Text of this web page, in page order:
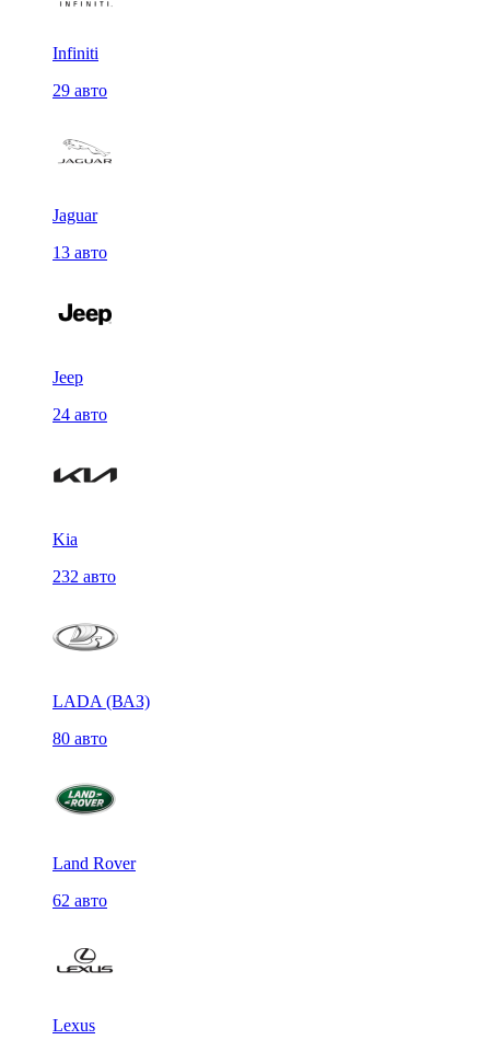
Infiniti
29 авто
Jaguar
13 авто
Jeep
24 авто
Kia
232 авто
LADA (ВАЗ)
80 авто
Land Rover
62 авто
Lexus